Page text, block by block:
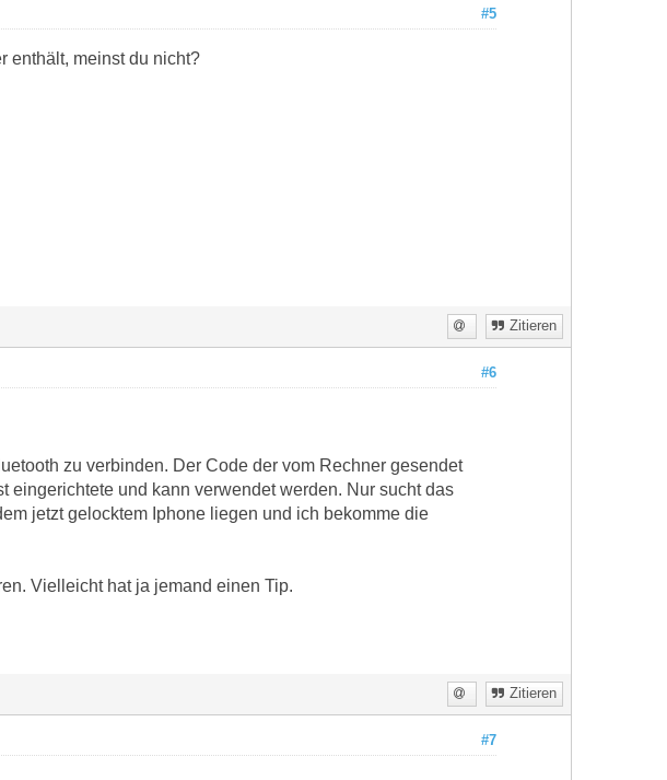
#5
enthält, meinst du nicht?
Zitieren
#6
zu verbinden. Der Code der vom Rechner gesendet
eingerichtete und kann verwendet werden. Nur sucht das
jetzt gelocktem Iphone liegen und ich bekomme die
Vielleicht hat ja jemand einen Tip.
Zitieren
#7